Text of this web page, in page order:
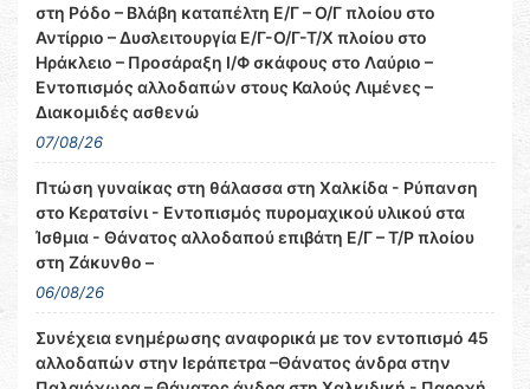
στη Ρόδο – Βλάβη καταπέλτη Ε/Γ – Ο/Γ πλοίου στο
Αντίρριο – Δυσλειτουργία Ε/Γ-Ο/Γ-Τ/Χ πλοίου στο
Ηράκλειο – Προσάραξη Ι/Φ σκάφους στο Λαύριο –
Εντοπισμός αλλοδαπών στους Καλούς Λιμένες –
Διακομιδές ασθενώ
07/08/26
Πτώση γυναίκας στη θάλασσα στη Χαλκίδα - Ρύπανση
στο Κερατσίνι - Εντοπισμός πυρομαχικού υλικού στα
Ίσθμια - Θάνατος αλλοδαπού επιβάτη Ε/Γ – Τ/Ρ πλοίου
στη Ζάκυνθο –
06/08/26
Συνέχεια ενημέρωσης αναφορικά με τον εντοπισμό 45
αλλοδαπών στην Ιεράπετρα –Θάνατος άνδρα στην